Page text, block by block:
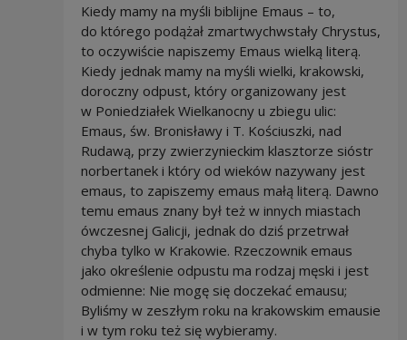
Kiedy mamy na myśli biblijne Emaus – to,
do którego podążał zmartwychwstały Chrystus,
to oczywiście napiszemy Emaus wielką literą.
Kiedy jednak mamy na myśli wielki, krakowski,
doroczny odpust, który organizowany jest
w Poniedziałek Wielkanocny u zbiegu ulic:
Emaus, św. Bronisławy i T. Kościuszki, nad
Rudawą, przy zwierzynieckim klasztorze sióstr
norbertanek i który od wieków nazywany jest
emaus, to zapiszemy emaus małą literą. Dawno
temu emaus znany był też w innych miastach
ówczesnej Galicji, jednak do dziś przetrwał
chyba tylko w Krakowie. Rzeczownik emaus
jako określenie odpustu ma rodzaj męski i jest
odmienne: Nie mogę się doczekać emausu;
Byliśmy w zeszłym roku na krakowskim emausie
i w tym roku też się wybieramy.